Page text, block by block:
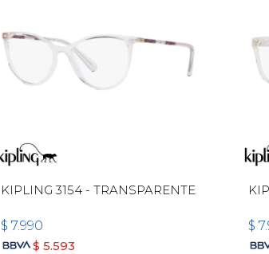
KIPLING 3154 - TRANSPARENTE
$ 7.990
$ 5.593
$